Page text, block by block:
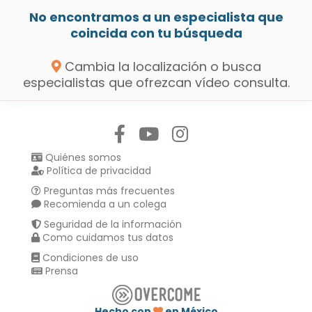
No encontramos a un especialista que
coincida con tu búsqueda
Cambia la localización o busca
especialistas que ofrezcan vídeo consulta.
Quiénes somos
Política de privacidad
Preguntas más frecuentes
Recomienda a un colega
Seguridad de la información
Como cuidamos tus datos
Condiciones de uso
Prensa